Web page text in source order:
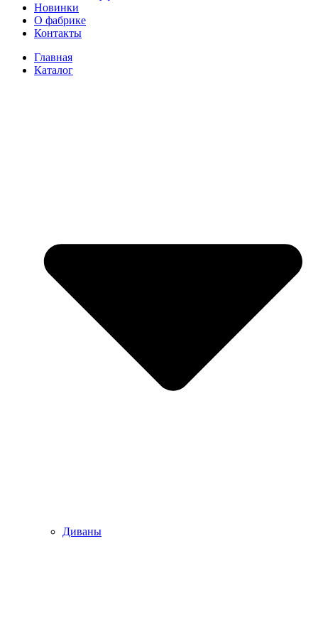
Новинки
О фабрике
Контакты
Главная
Каталог
Диваны